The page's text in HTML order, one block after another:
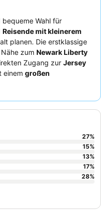
Wahl für
Reisende mit kleinerem
planen. Die erstklassige
zum Newark Liberty
Zugang zur Jersey
einem großen
dem Zimmer sehr
Effizienz, und das
einfach, ein praktisches
moderneres
der stark
27%
15%
13%
17%
28%